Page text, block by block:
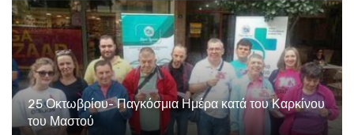
25 Οκτωβρίου- Παγκόσμια Ημέρα κατά του Καρκίνου
του Μαστού